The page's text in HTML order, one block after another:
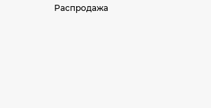
Распродажа